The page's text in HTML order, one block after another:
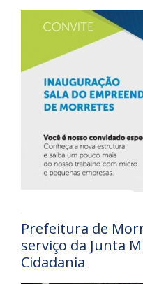
Prefeitura de
serviço da Junta
Cidadania